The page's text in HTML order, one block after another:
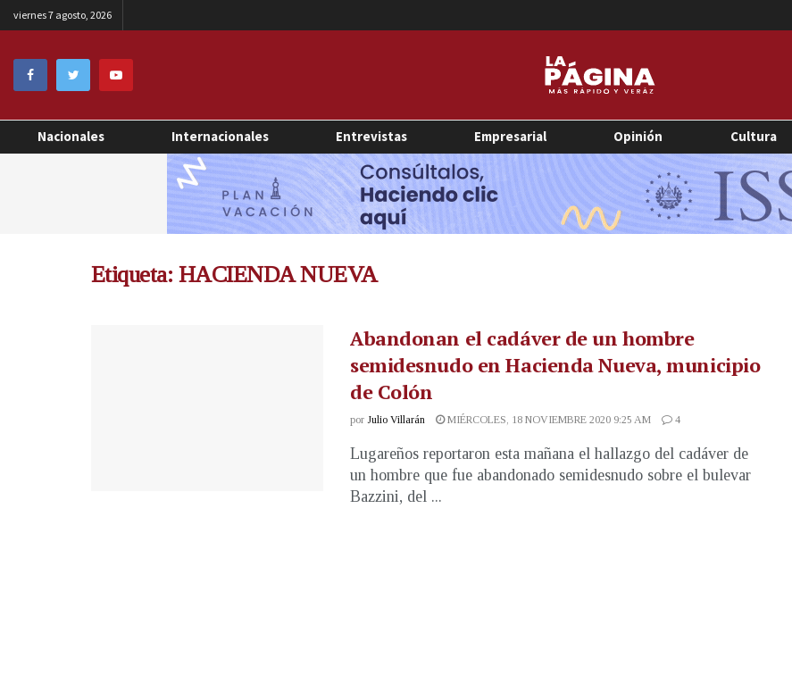
viernes 7 agosto, 2026
Nacionales Internacionales Entrevistas Empresarial Opinión Cultura
Etiqueta: HACIENDA NUEVA
Abandonan el cadáver de un hombre
semidesnudo en Hacienda Nueva, municipio
de Colón
por Julio Villarán MIÉRCOLES, 18 NOVIEMBRE 2020 9:25 AM 4
Lugareños reportaron esta mañana el hallazgo del cadáver de
un hombre que fue abandonado semidesnudo sobre el bulevar
Bazzini, del ...